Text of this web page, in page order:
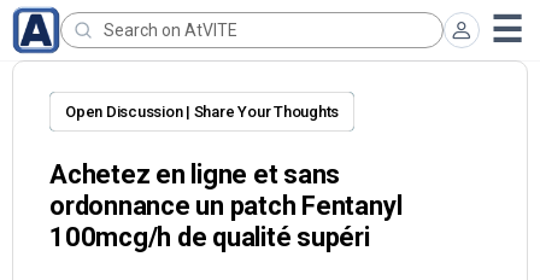
Open Discussion | Share Your Thoughts
Achetez en ligne et sans
ordonnance un patch Fentanyl
100mcg/h de qualité supéri